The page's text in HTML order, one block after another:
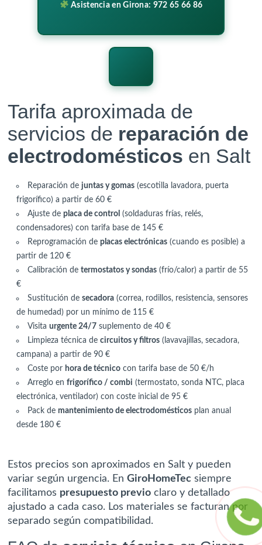
Asistencia en Girona: 972 65 66 86
Tarifa aproximada de
servicios de reparación de
electrodomésticos en Salt
Reparación dejuntas y gomas (escotilla lavadora, puerta
frigorífico) a partir de 60 €
Ajuste deplaca de control (soldaduras frías, relés,
condensadores) con tarifa base de 145 €
Reprogramación deplacas electrónicas (cuando es posible) a
partir de 120 €
Calibración determostatos y sondas (frío/calor) a partir de 55
€
Sustitución desecadora (correa, rodillos, resistencia, sensores
de humedad) por un mínimo de 115 €
Visitaurgente 24/7 suplemento de 40 €
Limpieza técnica decircuitos y filtros (lavavajillas, secadora,
campana) a partir de 90 €
Coste por hora de técnico con tarifa base de 50 €/h
Arreglo enfrigorífico / combi (termostato, sonda NTC, placa
electrónica, ventilador) con coste inicial de 95 €
Pack demantenimiento de electrodomésticos plan anual
desde 180 €
Estos precios son aproximados en Salt y pueden
variar según urgencia. EnGiroHomeTec siempre
facilitamos presupuesto previo claro y detallado
ajustado a cada caso. Los materiales se facturan por
separado según compatibilidad.